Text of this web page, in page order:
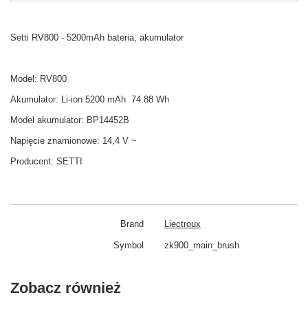
Setti RV800 - 5200mAh bateria, akumulator
Model: RV800
Akumulator: Li-ion 5200 mAh 74.88 Wh
Model akumulator: BP14452B
Napięcie znamionowe: 14,4 V ~
Producent: SETTI
Brand Liectroux
Symbol zk900_main_brush
Zobacz również